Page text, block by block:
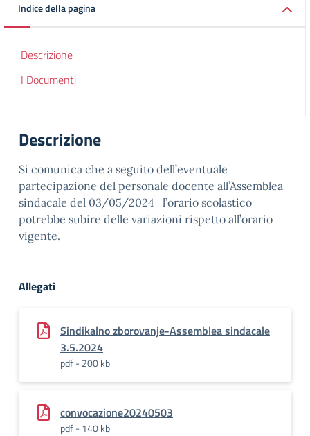
Indice della pagina
Descrizione
I Documenti
Descrizione
Si comunica che a seguito dell’eventuale
partecipazione del personale docente all’Assemblea
sindacale del 03/05/2024 l’orario scolastico
potrebbe subire delle variazioni rispetto all’orario
vigente.
Allegati
Sindikalno zborovanje-Assemblea sindacale
3.5.2024
pdf - 200 kb
convocazione20240503
pdf - 140 kb